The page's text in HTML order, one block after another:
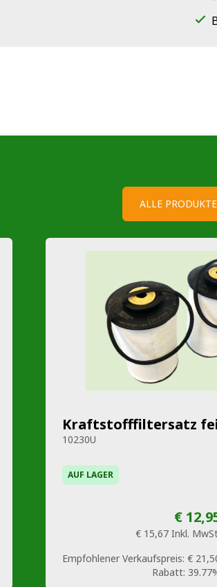
ALLE PRODUKTE
Kraftstofffiltersatz
10230U
AUF LAGER
€
€ 15,67 Inkl.
Empfohlener Verkaufspreis: €
Rabatt: